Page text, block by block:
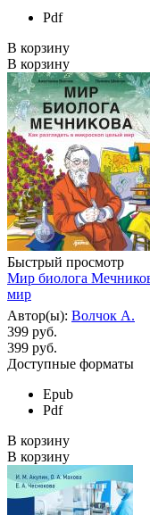
Pdf
В корзину
В корзину
Быстрый просмотр
Мир биолога
мир
Автор(ы): Волчок А.
399 руб.
399 руб.
Доступные форматы
Epub
Pdf
В корзину
В корзину